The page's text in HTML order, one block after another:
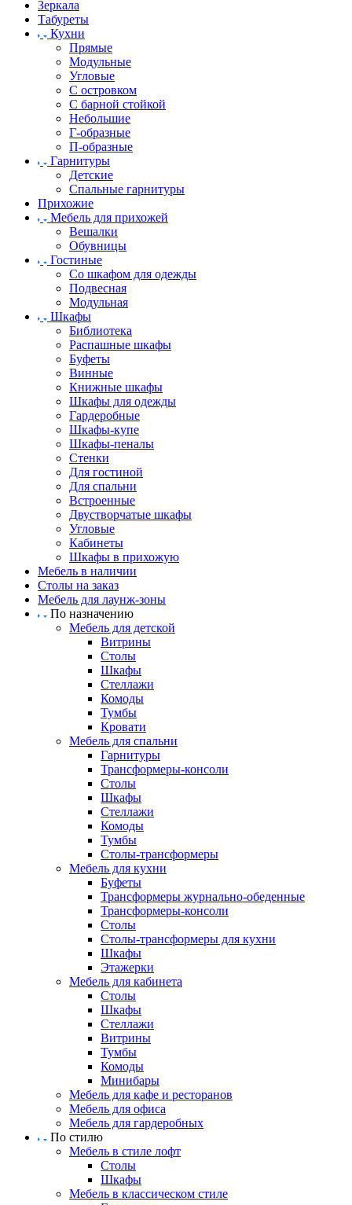
Зеркала
Табуреты
Кухни
Прямые
Модульные
Угловые
С островком
С барной стойкой
Небольшие
Г-образные
П-образные
Гарнитуры
Детские
Спальные гарнитуры
Прихожие
Мебель для прихожей
Вешалки
Обувницы
Гостиные
Со шкафом для одежды
Подвесная
Модульная
Шкафы
Библиотека
Распашные шкафы
Буфеты
Винные
Книжные шкафы
Шкафы для одежды
Гардеробные
Шкафы-купе
Шкафы-пеналы
Стенки
Для гостиной
Для спальни
Встроенные
Двустворчатые шкафы
Угловые
Кабинеты
Шкафы в прихожую
Мебель в наличии
Столы на заказ
Мебель для лаунж-зоны
По назначению
Мебель для детской
Витрины
Столы
Шкафы
Стеллажи
Комоды
Тумбы
Кровати
Мебель для спальни
Гарнитуры
Трансформеры-консоли
Столы
Шкафы
Стеллажи
Комоды
Тумбы
Столы-трансформеры
Мебель для кухни
Буфеты
Трансформеры журнально-обеденные
Трансформеры-консоли
Столы
Столы-трансформеры для кухни
Шкафы
Этажерки
Мебель для кабинета
Столы
Шкафы
Стеллажи
Витрины
Тумбы
Комоды
Минибары
Мебель для кафе и ресторанов
Мебель для офиса
Мебель для гардеробных
По стилю
Мебель в стиле лофт
Столы
Шкафы
Мебель в классическом стиле